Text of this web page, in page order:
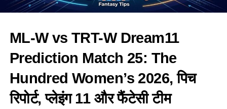
Joseph Moores
Jack Blatherwick
James Anderson
Captain and Vice-Captain Choices for Dream11
Safe Options (Small League के लिए बेस्ट):
Risky / Differential Options (Grand League
के लिए बेस्ट):
ML vs TRT Dream11 Prediction Teams (स्मॉल और
ग्रैंड लीग)
ML-W vs TRT-W Dream11
Prediction Match 25: The
Hundred Women’s 2026, पिच
रिपोर्ट, प्लेइंग 11 और फैंटेसी टीम